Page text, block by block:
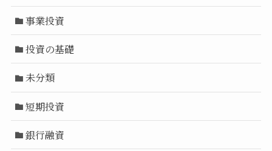
事業投資
投資の基礎
未分類
短期投資
銀行融資